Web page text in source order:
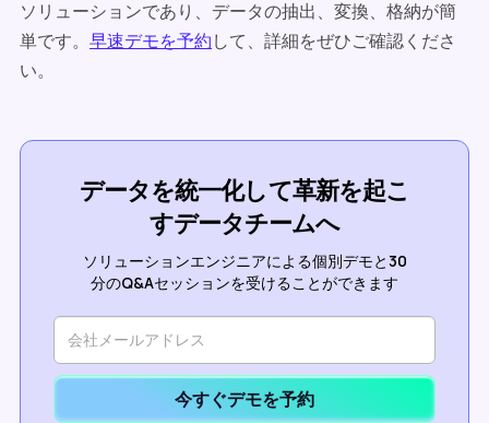
ソリューションであり、データの抽出、変換、格納が簡
単です。 早速デモを予約 して、詳細をぜひご確認くださ
い。
データを統一化して革新を起こ
すデータチームへ
ソリューションエンジニアによる個別デモと30
分のQ&Aセッションを受けることができます
今すぐデモを予約